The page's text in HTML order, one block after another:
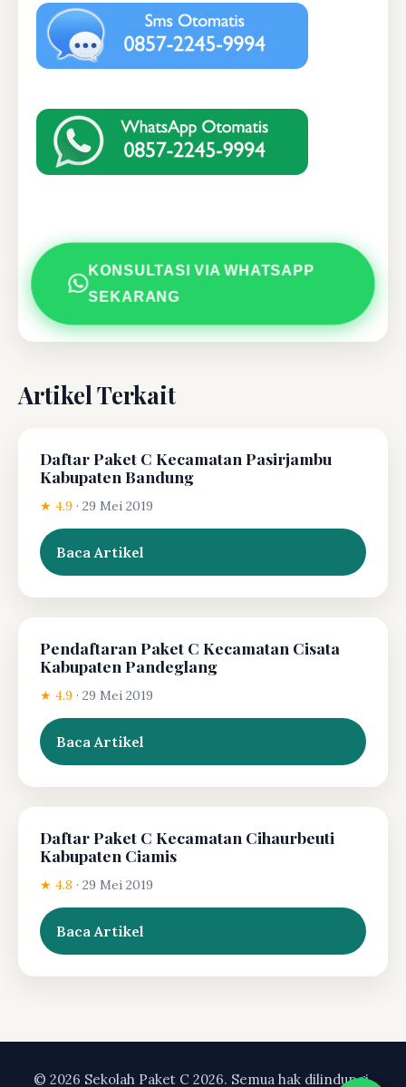
KONSULTASI VIA WHATSAPP
SEKARANG
Artikel Terkait
Daftar Paket C Kecamatan Pasirjambu
Kabupaten Bandung
★ 4.9 · 29 Mei 2019
Baca Artikel
Pendaftaran Paket C Kecamatan Cisata
Kabupaten Pandeglang
★ 4.9 · 29 Mei 2019
Baca Artikel
Daftar Paket C Kecamatan Cihaurbeuti
Kabupaten Ciamis
★ 4.8 · 29 Mei 2019
Baca Artikel
© 2026 Sekolah Paket C 2026. Semua hak dilindungi.